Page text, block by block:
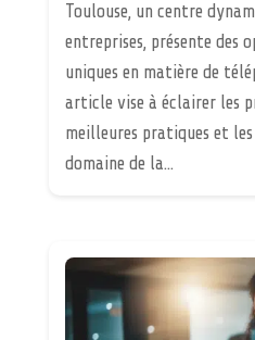
Toulouse, un centre
entreprises, présente des
uniques en matière de
article vise à éclairer les
meilleures pratiques et
domaine de la...